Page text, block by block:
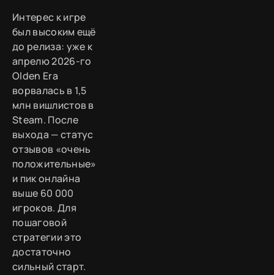
Интерес к игре
был высоким ещё
до релиза: уже к
апрелю 2026-го
Olden Era
ворвалась в 1,5
млн вишлистов в
Steam. После
выхода — статус
отзывов «очень
положительные»
и пик онлайна
выше 60 000
игроков. Для
пошаговой
стратегии это
достаточно
сильный старт.